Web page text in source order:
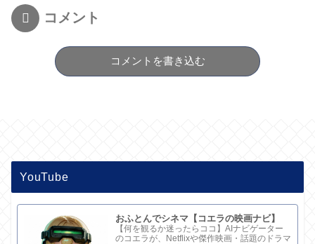
コメント
コメントを書き込む
YouTube
おふとんでシネマ【コエラの映画ナビ】
【何を観るか迷ったらココ】AIナビゲーター
のコエラが、Netflixや傑作映画・話題のドラマ